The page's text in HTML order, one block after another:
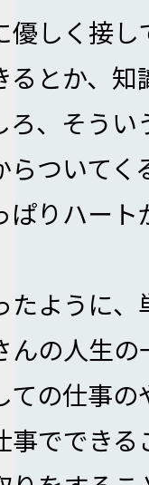
優しく接
るとか、
ろ、そう
らついて
ぱりハー
たように
んの人生
ての仕事
事ででき